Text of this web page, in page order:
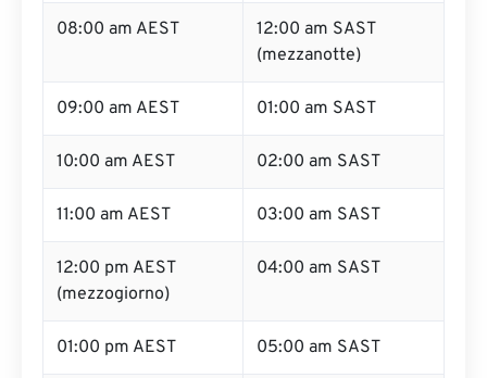
08:00 am AEST
12:00 am SAST
(mezzanotte)
09:00 am AEST 01:00 am SAST
10:00 am AEST 02:00 am SAST
11:00 am AEST 03:00 am SAST
12:00 pm AEST
(mezzogiorno)
04:00 am SAST
01:00 pm AEST 05:00 am SAST